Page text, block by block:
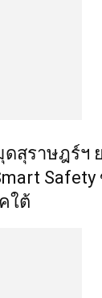
สุราษฎร์ฯ
ใต้